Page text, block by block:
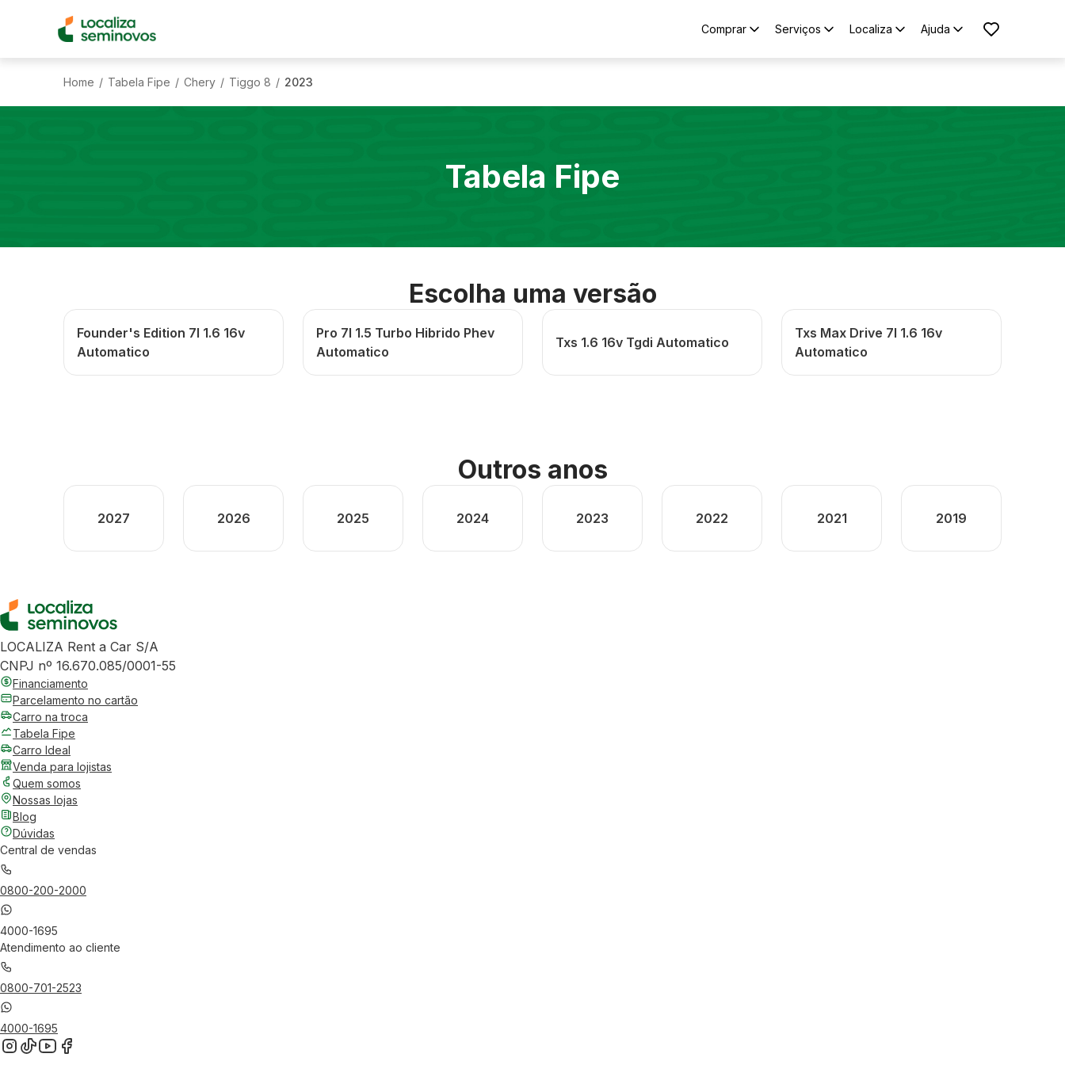
Comprar Serviços Localiza Ajuda
Home / Tabela Fipe / Chery / Tiggo 8 / 2023
Tabela Fipe
Escolha uma versão
Founder's Edition 7l 1.6 16v
Automatico
Pro 7l 1.5 Turbo Hibrido Phev
Automatico
Txs 1.6 16v Tgdi Automatico
Txs Max Drive 7l 1.6 16v
Automatico
Outros anos
2027 2026 2025 2024 2023 2022 2021 2019
LOCALIZA Rent a Car S/A
CNPJ nº 16.670.085/0001-55
Financiamento
Parcelamento no cartão
Carro na troca
Tabela Fipe
Carro Ideal
Venda para lojistas
Quem somos
Nossas lojas
Blog
Dúvidas
Central de vendas
0800-200-2000
4000-1695
Atendimento ao cliente
0800-701-2523
4000-1695